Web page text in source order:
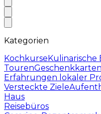
Kategorien
KochkurseKulinarische
TourenGeschenkkarten
Erfahrungen lokaler
Versteckte Ziele
Haus
Reisebüros